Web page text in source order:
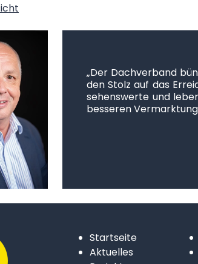
„Der Dachverband
den Stolz auf das
sehenswerte und
besseren Vermarktung
Startseite
Aktuelles